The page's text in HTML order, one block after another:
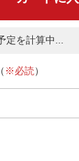
定を計算中...
※必読）